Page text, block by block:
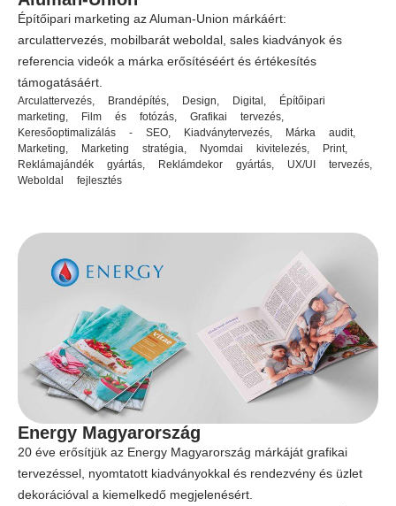
Építőipari marketing az Aluman-Union márkáért:
arculattervezés, mobilbarát weboldal, sales kiadványok és
referencia videók a márka erősítéséért és értékesítés
támogatásáért.
Arculattervezés, Brandépítés, Design, Digital ,
Építőipari
marketing, Film és fotózás, Grafikai tervezés,
Keresőoptimalizálás - SEO, Kiadványtervezés, Márka audit,
Marketing, Marketing stratégia, Nyomdai kivitelezés, Print,
Reklámajándék gyártás, Reklámdekor gyártás, UX/UI tervezés,
Weboldal fejlesztés
Energy Magyarország
20 éve erősítjük az Energy Magyarország márkáját grafikai
tervezéssel, nyomtatott kiadványokkal és rendezvény és üzlet
dekorációval a kiemelkedő megjelenésért.